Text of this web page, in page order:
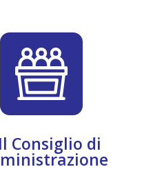
Consiglio di